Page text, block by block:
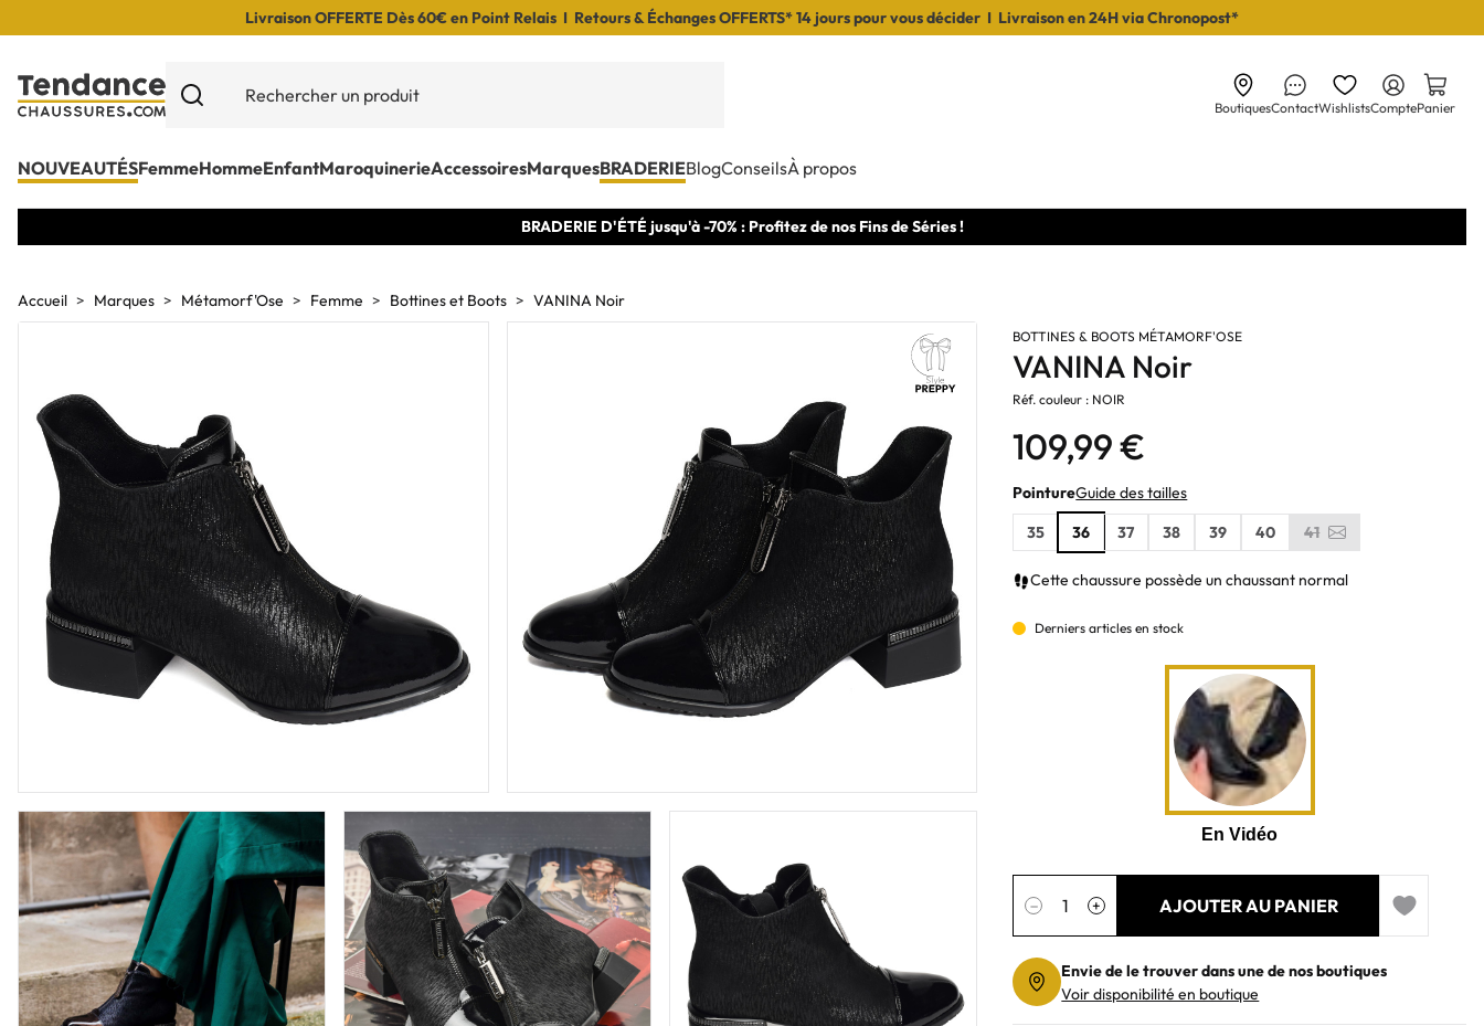
Livraison OFFERTE Dès 60€ en Point Relais I Retours & Échanges OFFERTS* 14 jours pour vous décider I Livraison en 24H via Chronopost*
BoutiquesContactWishlistsComptePanier
NOUVEAUTÉSFemmeHommeEnfantMaroquinerieAccessoiresMarquesBRADERIEBlogConseilsÀ propos
BRADERIE D'ÉTÉ jusqu'à -70% : Profitez de nos Fins de Séries !
Accueil Marques Métamorf'Ose Femme Bottines et Boots VANINA Noir
BOTTINES & BOOTS MÉTAMORF'OSE
VANINA Noir
Réf. couleur : NOIR
109,99 €
PointureGuide des tailles
35
36 37 38 39 40 41
Cette chaussure possède un chaussant normal
Derniers articles en stock
− +
AJOUTER AU PANIER
Add to
Envie de le trouver dans une de nos boutiques
Voir disponibilité en boutique